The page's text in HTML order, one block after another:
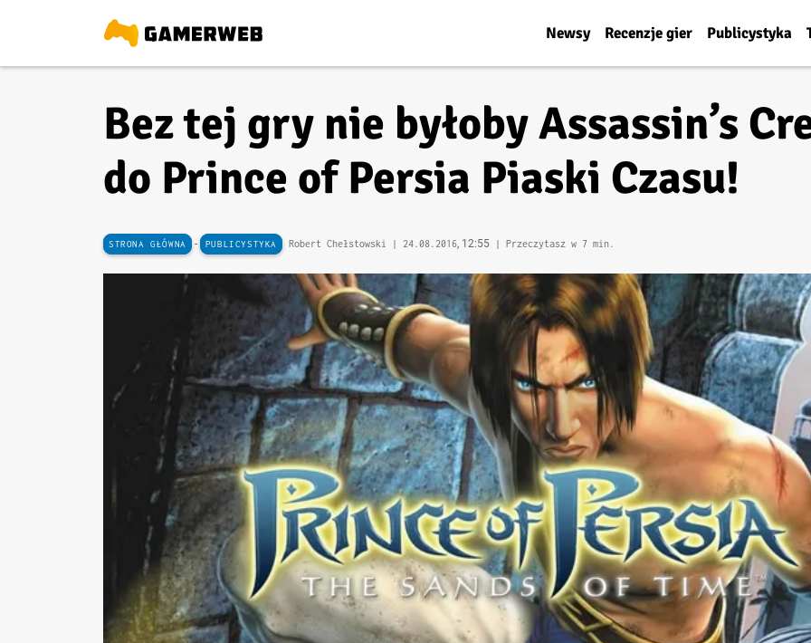
Newsy Recenzje gier Publicystyka
Bez tej gry nie byłoby Assassin’s
do Prince of Persia Piaski Czasu!
STRONA GŁÓWNA - PUBLICYSTYKA Robert Chełstowski | 24.08.2016, 12:55 | Przeczytasz w 7 min.